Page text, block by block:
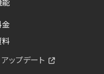
アップデート